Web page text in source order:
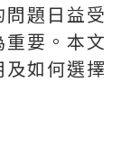
題日益受
要。本文
如何選擇